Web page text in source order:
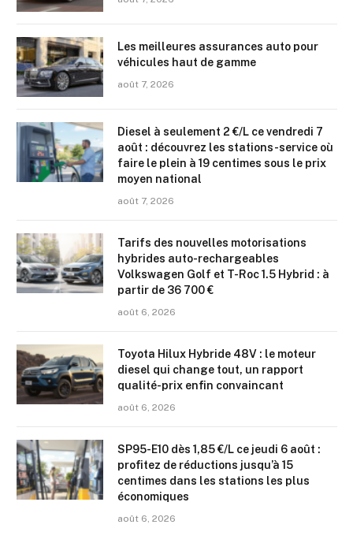
Les meilleures assurances auto pour
véhicules haut de gamme
août 7, 2026
Diesel à seulement 2 €/L ce vendredi 7
août : découvrez les stations-service où
faire le plein à 19 centimes sous le prix
moyen national
août 7, 2026
Tarifs des nouvelles motorisations
hybrides auto-rechargeables
Volkswagen Golf et T-Roc 1.5 Hybrid : à
partir de 36 700 €
août 6, 2026
Toyota Hilux Hybride 48V : le moteur
diesel qui change tout, un rapport
qualité-prix enfin convaincant
août 6, 2026
SP95-E10 dès 1,85 €/L ce jeudi 6 août :
profitez de réductions jusqu’à 15
centimes dans les stations les plus
économiques
août 6, 2026